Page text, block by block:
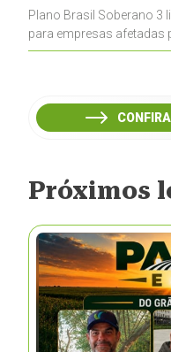
Plano Brasil Soberano 3
para empresas afetadas
inclui a pecuária entre
Próximos